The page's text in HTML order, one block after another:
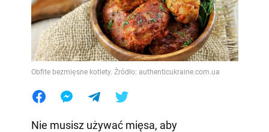
Obfite bezmięsne kotlety. Źródło: authenticukraine.com.ua
Nie musisz używać mięsa, aby